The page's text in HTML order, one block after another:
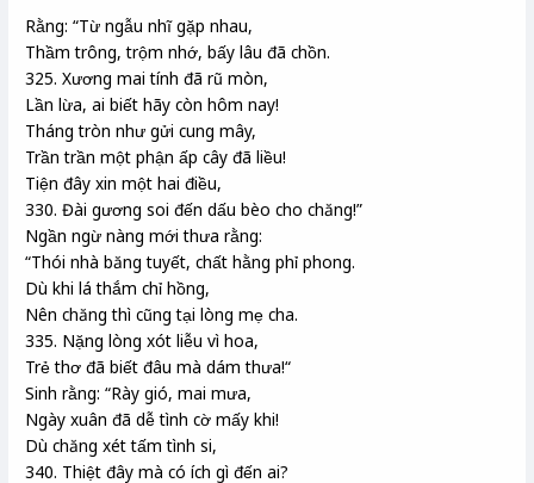
Rằng: “Từ ngẫu nhĩ gặp nhau,
Thầm trông, trộm nhớ, bấy lâu đã chồn.
325. Xương mai tính đã rũ mòn,
Lần lừa, ai biết hãy còn hôm nay!
Tháng tròn như gửi cung mây,
Trần trần một phận ấp cây đã liều!
Tiện đây xin một hai điều,
330. Đài gương soi đến dấu bèo cho chăng!”
Ngần ngừ nàng mới thưa rằng:
“Thói nhà băng tuyết, chất hằng phỉ phong.
Dù khi lá thắm chỉ hồng,
Nên chăng thì cũng tại lòng mẹ cha.
335. Nặng lòng xót liễu vì hoa,
Trẻ thơ đã biết đâu mà dám thưa!“
Sinh rằng: “Rày gió, mai mưa,
Ngày xuân đã dễ tình cờ mấy khi!
Dù chăng xét tấm tình si,
340. Thiệt đây mà có ích gì đến ai?